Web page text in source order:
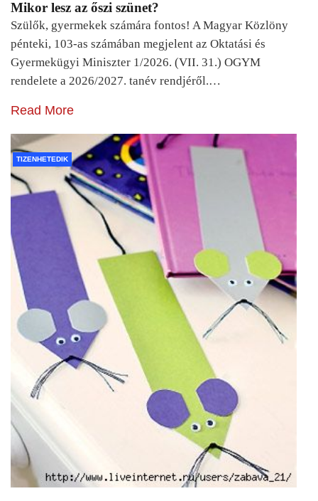
Mikor lesz az őszi szünet?
Szülők, gyermekek számára fontos! A Magyar Közlöny
pénteki, 103-as számában megjelent az Oktatási és
Gyermekügyi Miniszter 1/2026. (VII. 31.) OGYM
rendelete a 2026/2027. tanév rendjéről.…
Read More
TIZENHETEDIK